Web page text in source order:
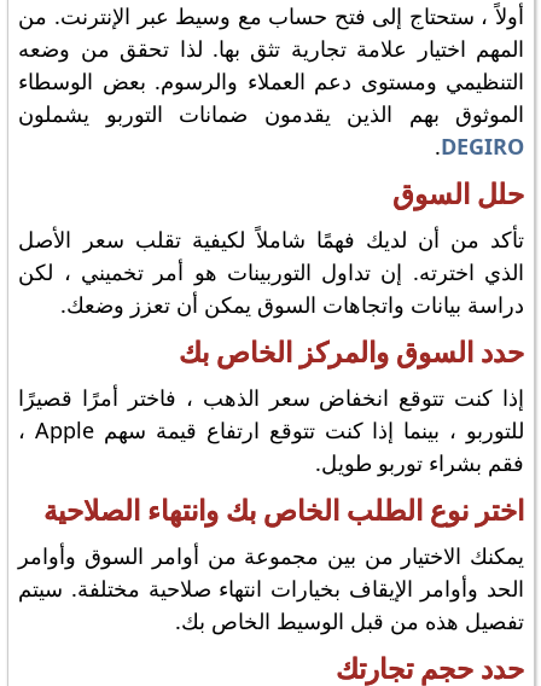
أولاً ، ستحتاج إلى فتح حساب مع وسيط عبر الإنترنت. من
المهم اختيار علامة تجارية تثق بها. لذا تحقق من وضعه
التنظيمي ومستوى دعم العملاء والرسوم. بعض الوسطاء
الموثوق بهم الذين يقدمون ضمانات التوربو يشملون
DEGIRO
.
حلل السوق
تأكد من أن لديك فهمًا شاملاً لكيفية تقلب سعر الأصل
الذي اخترته. إن تداول التوربينات هو أمر تخميني ، لكن
دراسة بيانات واتجاهات السوق يمكن أن تعزز وضعك.
حدد السوق والمركز الخاص بك
إذا كنت تتوقع انخفاض سعر الذهب ، فاختر أمرًا قصيرًا
للتوربو ، بينما إذا كنت تتوقع ارتفاع قيمة سهم Apple ،
فقم بشراء توربو طويل.
اختر نوع الطلب الخاص بك وانتهاء الصلاحية
يمكنك الاختيار من بين مجموعة من أوامر السوق وأوامر
الحد وأوامر الإيقاف بخيارات انتهاء صلاحية مختلفة. سيتم
تفصيل هذه من قبل الوسيط الخاص بك.
حدد حجم تجارتك